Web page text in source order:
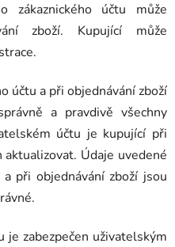
zákaznického účtu může
zboží. Kupující může
účtu a při objednávání zboží
a pravdivě všechny
účtu je kupující při
Údaje uvedené
při objednávání zboží jsou
je zabezpečen uživatelským